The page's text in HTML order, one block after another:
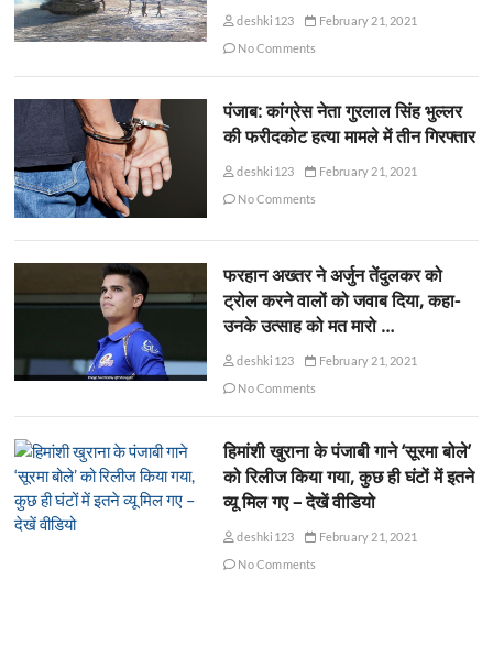
deshki123
February 21, 2021
No Comments
पंजाब: कांग्रेस नेता गुरलाल सिंह भुल्लर
की फरीदकोट हत्या मामले में तीन गिरफ्तार
deshki123
February 21, 2021
No Comments
फरहान अख्तर ने अर्जुन तेंदुलकर को
ट्रोल करने वालों को जवाब दिया, कहा-
उनके उत्साह को मत मारो …
deshki123
February 21, 2021
No Comments
हिमांशी खुराना के पंजाबी गाने ‘सूरमा बोले’
को रिलीज किया गया, कुछ ही घंटों में इतने
व्यू मिल गए – देखें वीडियो
deshki123
February 21, 2021
No Comments